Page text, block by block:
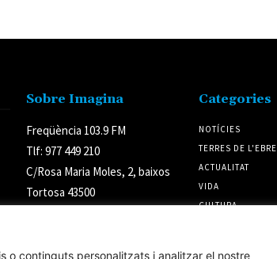
o continguts personalitzats i analitzar el nostre
Sobre Imagina
Freqüència 103.9 FM
Tlf: 977 449 210
C/Rosa Maria Moles, 2, baixos
Tortosa 43500
Categories
NOTÍCIES
TERRES DE L'EBRE
ACTUALITAT
VIDA
CULTURA